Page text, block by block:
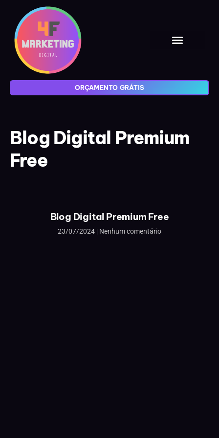
ORÇAMENTO GRÁTIS
Blog Digital Premium
Free
Blog Digital Premium Free
23/07/2024 Nenhum comentário